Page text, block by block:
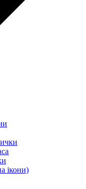
ікони)